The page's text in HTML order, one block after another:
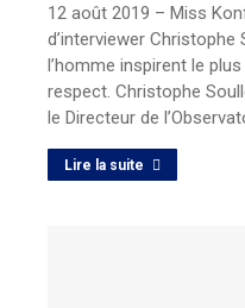
12 août 2019 – Miss
d’interviewer
l’homme inspirent le
respect. Christophe
le Directeur de
Lire la suite